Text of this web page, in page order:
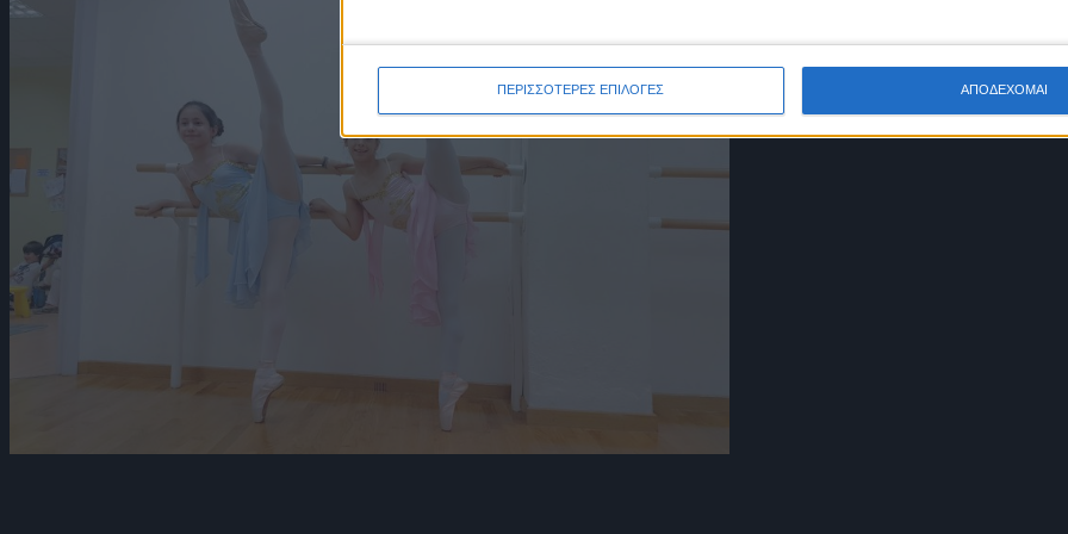
ΠΕΡΙΣΣΟΤΕΡΕΣ ΕΠΙΛΟΓΕΣ ΑΠΟΔΕΧΟΜΑΙ